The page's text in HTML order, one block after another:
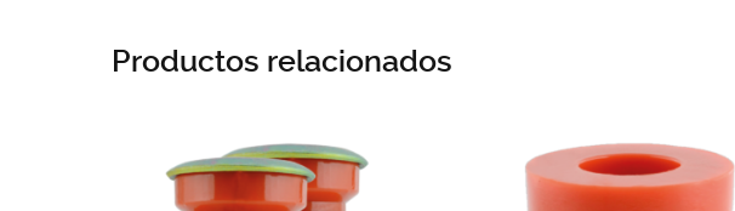
Productos relacionados